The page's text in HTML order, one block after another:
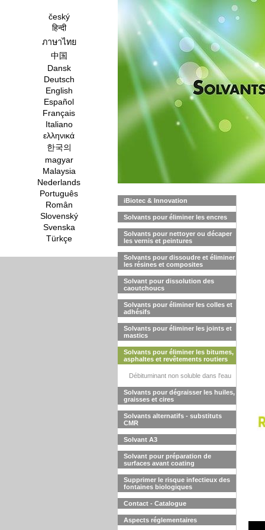
český
हिन्दी
ภาษาไทย
中国
Dansk
Deutsch
English
Español
Français
Italiano
ελληνικά
한국의
magyar
Malaysia
Nederlands
Português
Român
Slovenský
Svenska
Türkçe
iBiotec & Innovation
Solvants pour éliminer les encres
Solvants pour nettoyer ou décaper
les vernis et peintures
Solvants pour dissoudre et éliminer
les résines et composites
Solvant pour dissolution des
caoutchoucs
Solvants pour éliminer les colles et
adhésifs
Solvants pour éliminer les joints et
mastics
Solvants pour éliminer les bitumes,
asphaltes et revêtements routiers
Débituminant non soluble dans l'eau
Solvants pour dégraisser les huiles,
graisses et cires
Solvants alternatifs - substituts
CMR
Solvant A3
Solvant pour préparation de
surfaces avant coating
Supprimer le risque infectieux des
fontaines biologiques
Contact - Catalogue
Aspects réglementaires